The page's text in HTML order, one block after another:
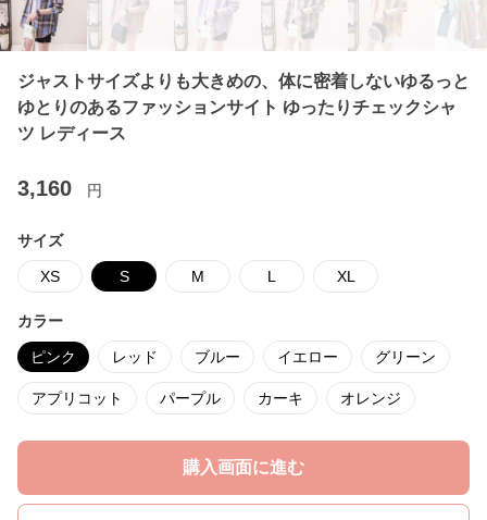
ジャストサイズよりも大きめの、体に密着しないゆるっと
ゆとりのあるファッションサイト ゆったりチェックシャ
ツ レディース
3,160 円
サイズ
XS S M L XL
カラー
ピンク レッド ブルー イエロー グリーン
アプリコット パープル カーキ オレンジ
購入画面に進む